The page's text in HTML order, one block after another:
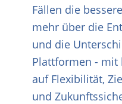
Fällen die
mehr über die
und die
Plattformen - mit
auf Flexibilität,
und